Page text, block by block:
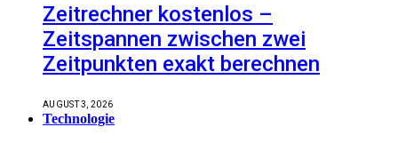
Zeitrechner kostenlos –
Zeitspannen zwischen zwei
Zeitpunkten exakt berechnen
AUGUST 3, 2026
Technologie